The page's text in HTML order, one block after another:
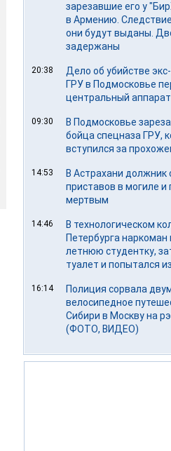
зарезавшие его у
в Армению.
они будут выданы.
задержаны
20:38
Дело об убийстве
ГРУ в Подмосковье
центральный
09:30
В Подмосковье
бойца спецназа ГРУ,
вступился за
14:53
В Астрахани должник
приставов в могиле и
мертвым
14:46
В технологическом
Петербурга наркоман
летнюю студентку,
туалет и попытался
16:14
Полиция сорвала
велосипедное
Сибири в Москву на
(ФОТО, ВИДЕО)